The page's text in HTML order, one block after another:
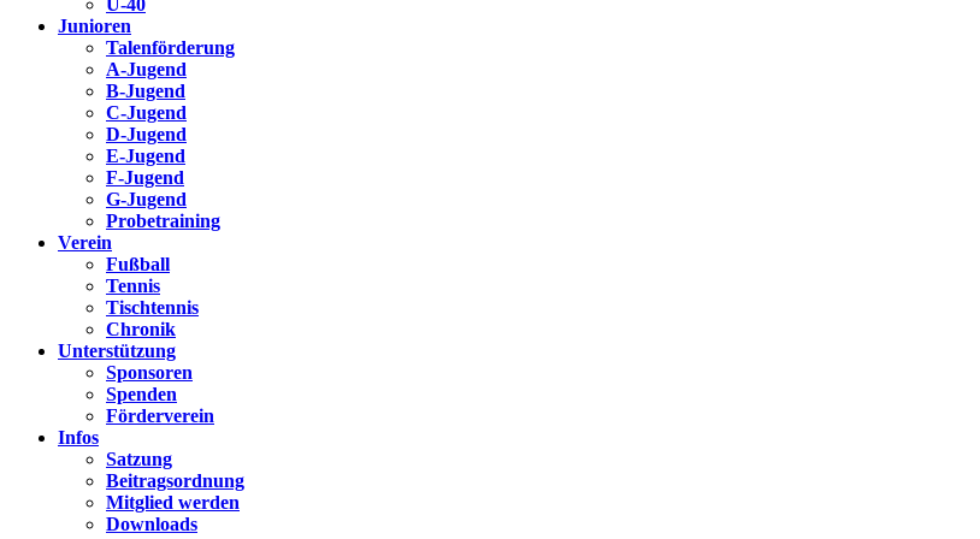
Ü-40
Junioren
Talenförderung
A-Jugend
B-Jugend
C-Jugend
D-Jugend
E-Jugend
F-Jugend
G-Jugend
Probetraining
Verein
Fußball
Tennis
Tischtennis
Chronik
Unterstützung
Sponsoren
Spenden
Förderverein
Infos
Satzung
Beitragsordnung
Mitglied werden
Downloads